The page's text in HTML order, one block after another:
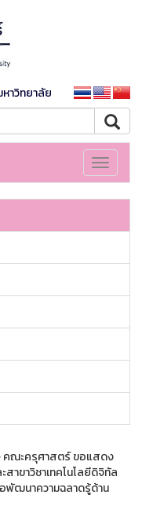
าวิทยาลัย
Toggle
คณะครุศาสตร์ ขอแสดง
าขาวิชาเทคโนโลยีดิจิทัล
พัฒนาความฉลาดรู้ด้าน